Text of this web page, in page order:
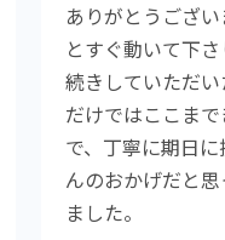
ありがとうござ
とすぐ動いて下
続きしていただ
だけではここま
で、丁寧に期日
んのおかげだと
ました。